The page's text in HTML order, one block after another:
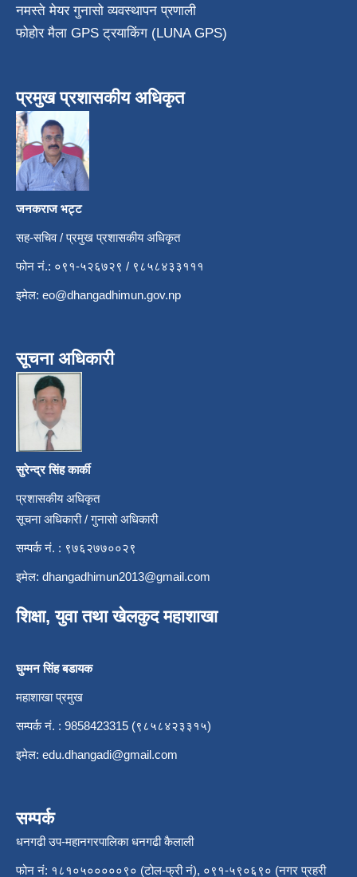
नमस्ते मेयर गुनासो व्यवस्थापन प्रणाली
फोहोर मैला GPS ट्रयाकिंग (LUNA GPS)
प्रमुख प्रशासकीय अधिकृत
जनकराज भट्ट
सह-सचिव / प्रमुख प्रशासकीय अधिकृत
फोन नं.: ०९१-५२६७२९ / ९८५८४३३१११
इमेल: eo@dhangadhimun.gov.np
सूचना अधिकारी
सुरेन्द्र सिंह कार्की
प्रशासकीय अधिकृत
सूचना अधिकारी / गुनासो अधिकारी
सम्पर्क नं. : ९७६२७७००२९
इमेल: dhangadhimun2013@gmail.com
शिक्षा, युवा तथा खेलकुद महाशाखा
घुम्मन सिंह बडायक
महाशाखा प्रमुख
सम्पर्क नं. : 9858423315 (९८५८४२३३१५)
इमेल: edu.dhangadi@gmail.com
सम्पर्क
धनगढी उप-महानगरपालिका धनगढी कैलाली
फोन नं: १८१०५०००००९० (टोल-फ्री नं), ०९१-५९०६९० (नगर प्रहरी